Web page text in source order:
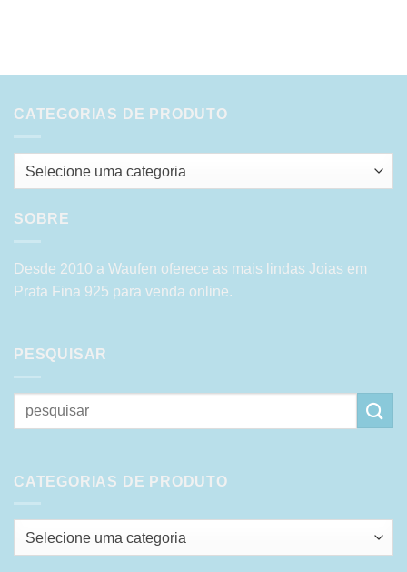
CATEGORIAS DE PRODUTO
Selecione uma categoria
SOBRE
Desde 2010 a Waufen oferece as mais lindas Joias em
Prata Fina 925 para venda online.
PESQUISAR
Pesquisar
por:
CATEGORIAS DE PRODUTO
Selecione uma categoria